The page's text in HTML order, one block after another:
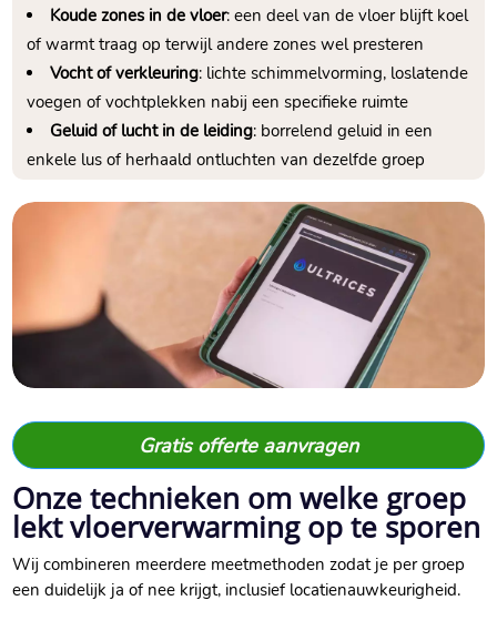
Koude zones in de vloer: een deel van de vloer blijft koel
of warmt traag op terwijl andere zones wel presteren
Vocht of verkleuring: lichte schimmelvorming, loslatende
voegen of vochtplekken nabij een specifieke ruimte
Geluid of lucht in de leiding: borrelend geluid in een
enkele lus of herhaald ontluchten van dezelfde groep
Gratis offerte aanvragen
Onze technieken om welke groep
lekt vloerverwarming op te sporen
Wij combineren meerdere meetmethoden zodat je per groep
een duidelijk ja of nee krijgt, inclusief locatienauwkeurigheid.​